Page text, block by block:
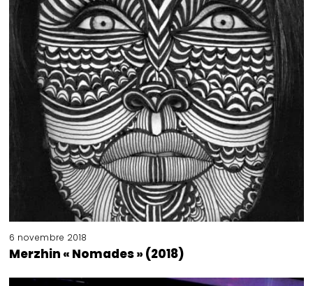
6 novembre 2018
Merzhin « Nomades » (2018)